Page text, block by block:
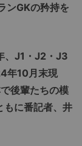
ンGKの矜持を
、J1・J2・J3
年10月末現
後輩たちの模
もに番記者、井